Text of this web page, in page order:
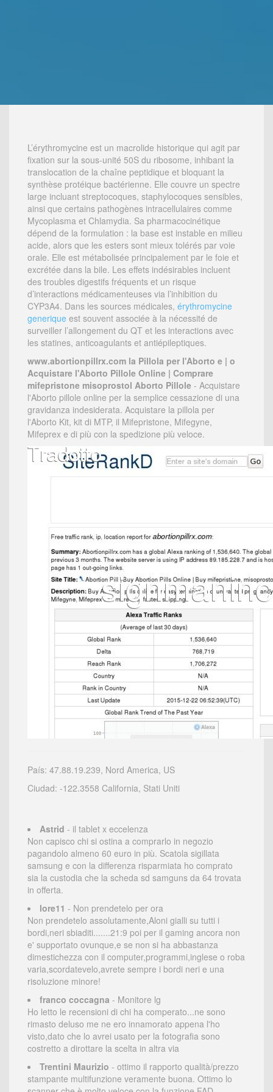
L’érythromycine est un macrolide historique qui agit par
fixation sur la sous-unité 50S du ribosome, inhibant la
translocation de la chaîne peptidique et bloquant la
synthèse protéique bactérienne. Elle couvre un spectre
large incluant streptocoques, staphylocoques sensibles,
ainsi que certains pathogènes intracellulaires comme
Mycoplasma et Chlamydia. Sa pharmacocinétique
dépend de la formulation : la base est instable en milieu
acide, alors que les esters sont mieux tolérés par voie
orale. Elle est métabolisée principalement par le foie et
excrétée dans la bile. Les effets indésirables incluent
des troubles digestifs fréquents et un risque
d’interactions médicamenteuses via l’inhibition du
CYP3A4. Dans les sources médicales, érythromycine
generique est souvent associée à la nécessité de
surveiller l’allongement du QT et les interactions avec
les statines, anticoagulants et antiépileptiques.
www.abortionpillrx.com la Pillola per l'Aborto e | o
Acquistare l'Aborto Pillole Online | Comprare
mifepristone misoprostol Aborto Pillole - Acquistare
l'Aborto pillole online per la semplice cessazione di una
gravidanza indesiderata. Acquistare la pillola per
l'Aborto Kit, kit di MTP, il Mifepristone, Mifegyne,
Mifeprex e di più con la spedizione più veloce.
País: 47.88.19.239, Nord America, US
Ciudad: -122.3558 California, Stati Uniti
Astrid - il tablet x eccelenza
Non capisco chi si ostina a comprarlo in negozio
pagandolo almeno 60 euro in più. Scatola sigillata
samsung e con la differenza risparmiata ho comprato
sia la custodia che la scheda sd samguns da 64 trovata
in offerta.
lore11 - Non prendetelo per ora
Non prendetelo assolutamente,Aloni gialli su tutti i
bordi,neri sbiaditi.......21:9 poi per il gaming ancora non
e' supportato ovunque,e se non si ha abbastanza
dimestichezza con il computer,programmi,inglese o roba
varia,scordatevelo,avrete sempre i bordi neri e una
risoluzione minore!
franco coccagna - Monitore lg
Ho letto le recensioni di chi ha comperato...ne sono
rimasto deluso me ne ero innamorato appena l'ho
visto,dato che lo avrei usato per la fotografia sono
costretto a dirottare la scelta in altra via
Trentini Maurizio - ottimo il rapporto qualità/prezzo
stampante multifunzione veramente buona. Ottimo lo